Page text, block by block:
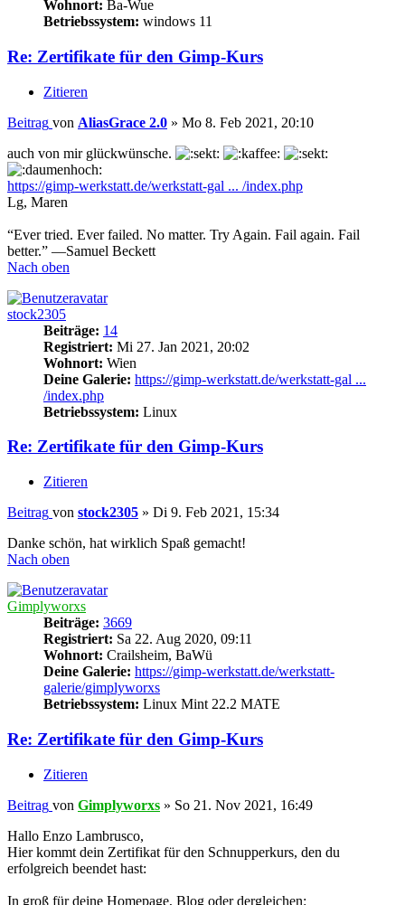
Wohnort: Ba-Wue
Betriebssystem: windows 11
Re: Zertifikate für den Gimp-Kurs
Zitieren
Beitrag von AliasGrace 2.0 » Mo 8. Feb 2021, 20:10
auch von mir glückwünsche.
https://gimp-werkstatt.de/werkstatt-gal ... /index.php
Lg, Maren
“Ever tried. Ever failed. No matter. Try Again. Fail again. Fail
better.” —Samuel Beckett
Nach oben
stock2305
Beiträge: 14
Registriert: Mi 27. Jan 2021, 20:02
Wohnort: Wien
Deine Galerie: https://gimp-werkstatt.de/werkstatt-gal ...
/index.php
Betriebssystem: Linux
Re: Zertifikate für den Gimp-Kurs
Zitieren
Beitrag von stock2305 » Di 9. Feb 2021, 15:34
Danke schön, hat wirklich Spaß gemacht!
Nach oben
Gimplyworxs
Beiträge: 3669
Registriert: Sa 22. Aug 2020, 09:11
Wohnort: Crailsheim, BaWü
Deine Galerie: https://gimp-werkstatt.de/werkstatt-
galerie/gimplyworxs
Betriebssystem: Linux Mint 22.2 MATE
Re: Zertifikate für den Gimp-Kurs
Zitieren
Beitrag von Gimplyworxs » So 21. Nov 2021, 16:49
Hallo Enzo Lambrusco,
Hier kommt dein Zertifikat für den Schnupperkurs, den du
erfolgreich beendet hast:
In groß für deine Homepage, Blog oder dergleichen: